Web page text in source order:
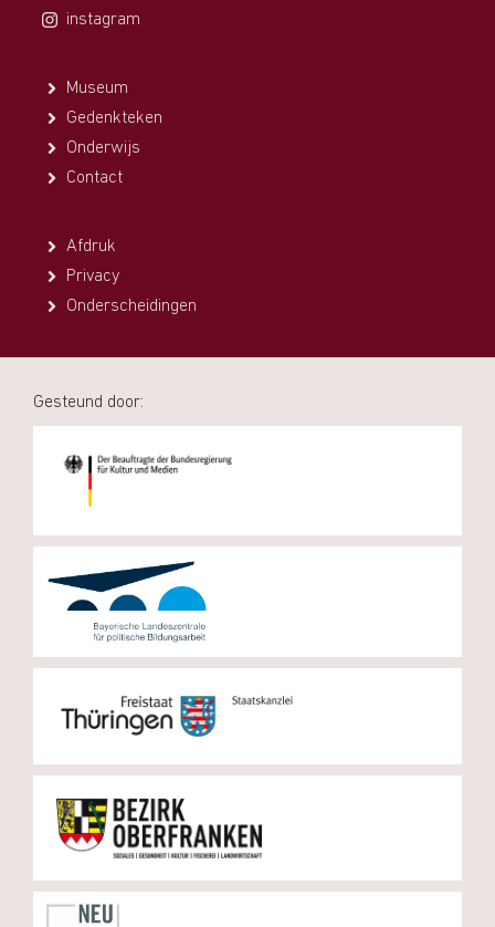
instagram
Museum
Gedenkteken
Onderwijs
Contact
Afdruk
Privacy
Onderscheidingen
Gesteund door: